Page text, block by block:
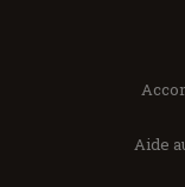
Aide